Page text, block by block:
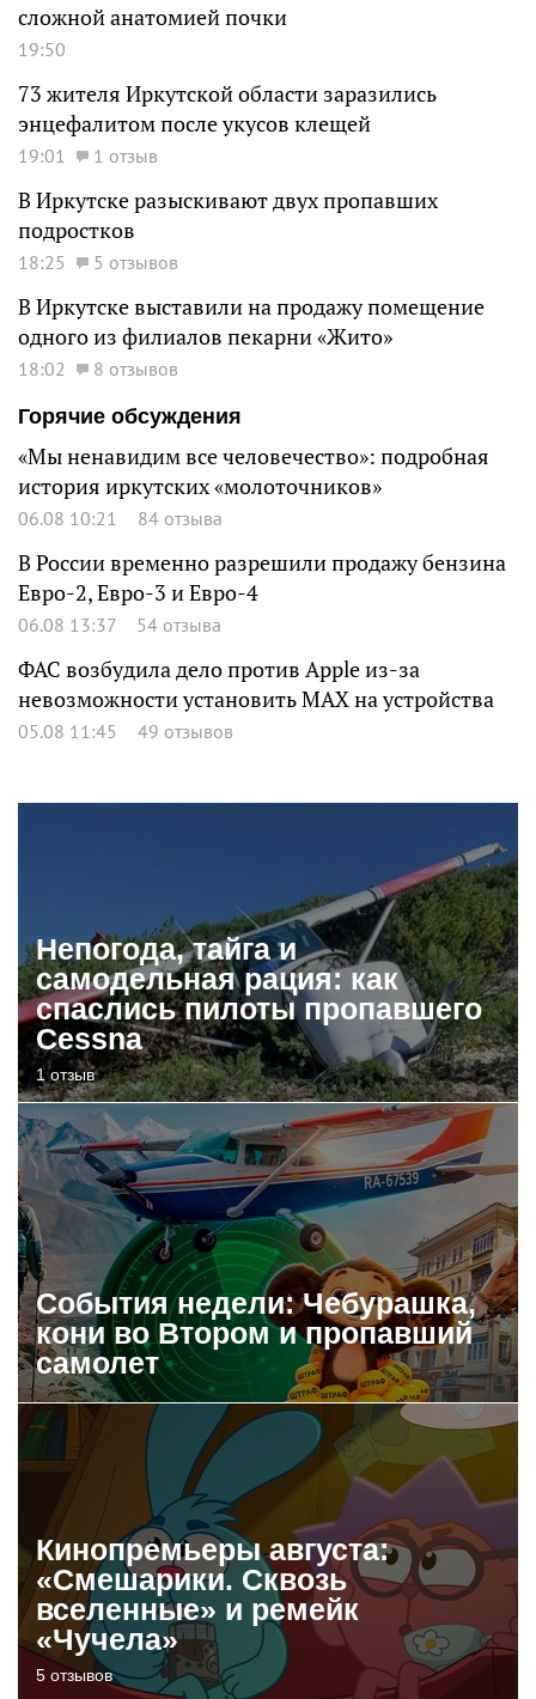
сложной анатомией почки
19:50
73 жителя Иркутской области заразились
энцефалитом после укусов клещей
19:01 1 отзыв
В Иркутске разыскивают двух пропавших
подростков
18:25 5 отзывов
В Иркутске выставили на продажу помещение
одного из филиалов пекарни «Жито»
18:02
8 отзывов
Горячие обсуждения
«Мы ненавидим все человечество»: подробная
история иркутских «молоточников»
06.08 10:21 84 отзыва
В России временно разрешили продажу бензина
Евро-2, Евро-3 и Евро-4
06.08 13:37 54 отзыва
ФАС возбудила дело против Apple из-за
невозможности установить MAX на устройства
05.08 11:45 49 отзывов
Непогода, тайга и
самодельная рация: как
спаслись пилоты пропавшего
Cessna
1 отзыв
События недели: Чебурашка,
кони во Втором и пропавший
самолет
Кинопремьеры августа:
«Смешарики. Сквозь
вселенные» и ремейк
«Чучела»
5 отзывов